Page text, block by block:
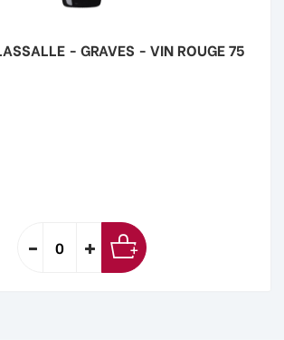
- GRAVES - VIN ROUGE 75